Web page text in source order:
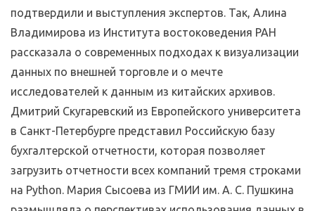
подтвердили и выступления экспертов. Так, Алина
Владимирова из Института востоковедения РАН
рассказала о современных подходах к визуализации
данных по внешней торговле и о мечте
исследователей к данным из китайских архивов.
Дмитрий Скугаревский из Европейского университета
в Санкт-Петербурге представил Российскую базу
бухгалтерской отчетности, которая позволяет
загрузить отчетности всех компаний тремя строками
на Python. Мария Сысоева из ГМИИ им. А. С. Пушкина